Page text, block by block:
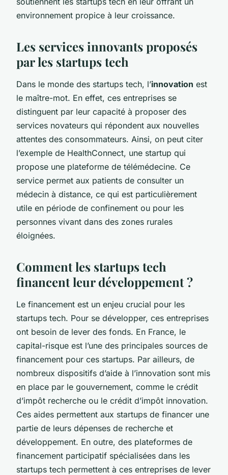
environnement propice à leur croissance.
Les services innovants proposés
par les startups tech
Dans le monde des startups tech, l’innovation est
le maître-mot. En effet, ces entreprises se
distinguent par leur capacité à proposer des
services novateurs qui répondent aux nouvelles
attentes des consommateurs. Ainsi, on peut citer
l’exemple de HealthConnect, une startup qui
propose une plateforme de télémédecine. Ce
service permet aux patients de consulter un
médecin à distance, ce qui est particulièrement
utile en période de confinement ou pour les
personnes vivant dans des zones rurales
éloignées.
Comment les startups tech
financent leur développement ?
Le financement est un enjeu crucial pour les
startups tech. Pour se développer, ces entreprises
ont besoin de lever des fonds. En France, le
capital-risque est l’une des principales sources de
financement pour ces startups. Par ailleurs, de
nombreux dispositifs d’aide à l’innovation sont mis
en place par le gouvernement, comme le crédit
d’impôt recherche ou le crédit d’impôt innovation.
Ces aides permettent aux startups de financer une
partie de leurs dépenses de recherche et
développement. En outre, des plateformes de
financement participatif spécialisées dans les
startups tech permettent à ces entreprises de lever